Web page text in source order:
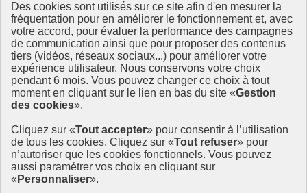
Des cookies sont utilisés sur ce site afin d'en mesurer la
fréquentation pour en améliorer le fonctionnement et, avec
votre accord, pour évaluer la performance des campagnes
de communication ainsi que pour proposer des contenus
tiers (vidéos, réseaux sociaux...) pour améliorer votre
expérience utilisateur. Nous conservons votre choix
pendant 6 mois. Vous pouvez changer ce choix à tout
moment en cliquant sur le lien en bas du site «Gestion
des cookies».
Cliquez sur «Tout accepter» pour consentir à l’utilisation
de tous les cookies. Cliquez sur «Tout refuser» pour
n’autoriser que les cookies fonctionnels. Vous pouvez
aussi paramétrer vos choix en cliquant sur
« Personnaliser».
Ressources
La Méth’ODD
Gouvernement
Ce site propose l’information de référence concernant l’Agenda
2030 et la feuille de route de la France. Il valorise la mobilisation de
tous les acteurs.
info.gouv.fr- ouvre une nouvelle fenêtre
service-public.fr - ouvre une nouvelle fenêtre
legifrance.gouv.fr- ouvre une nouvelle fenêtre
data.gouv.fr- ouvre une nouvelle fenêtre
Plan du site